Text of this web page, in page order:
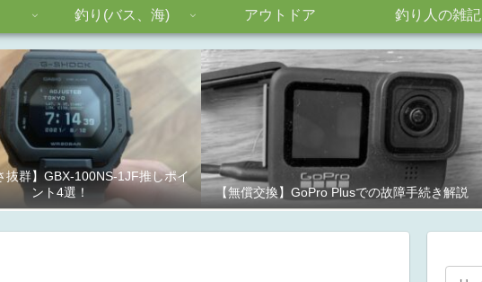
釣り(バス、海) アウトドア 釣り人の雑記
抜群】GBX-100NS-1JF推しポイ
ント4選！
【無償交換】GoPro Plusでの故障手続き解説